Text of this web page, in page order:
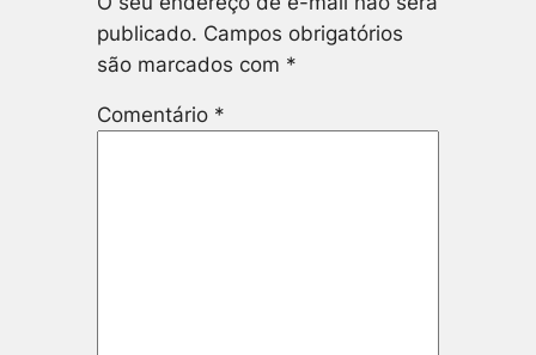
publicado. Campos obrigatórios
são marcados com *
Comentário *